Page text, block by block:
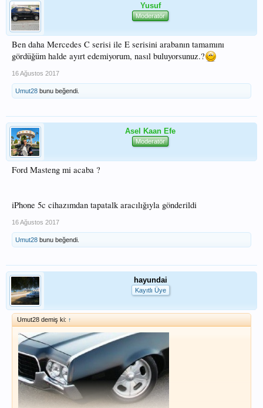
Yusuf
Moderatör
Ben daha Mercedes C serisi ile E serisini arabanın tamamını
gördüğüm halde ayırt edemiyorum, nasıl buluyorsunuz.?
16 Ağustos 2017
Umut28 bunu beğendi.
Asel Kaan Efe
Moderatör
Ford Masteng mi acaba ?
iPhone 5c cihazımdan tapatalk aracılığıyla gönderildi
16 Ağustos 2017
Umut28 bunu beğendi.
hayundai
Kayıtlı Üye
Umut28 demiş ki: ↑